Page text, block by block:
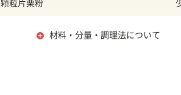
顆粒片栗粉
材料・分量・調理法について